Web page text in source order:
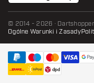
© 2014 - 2026 · Dartshopper
Ogólne Warunki i Zasady